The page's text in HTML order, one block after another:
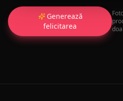
Generează
felicitarea